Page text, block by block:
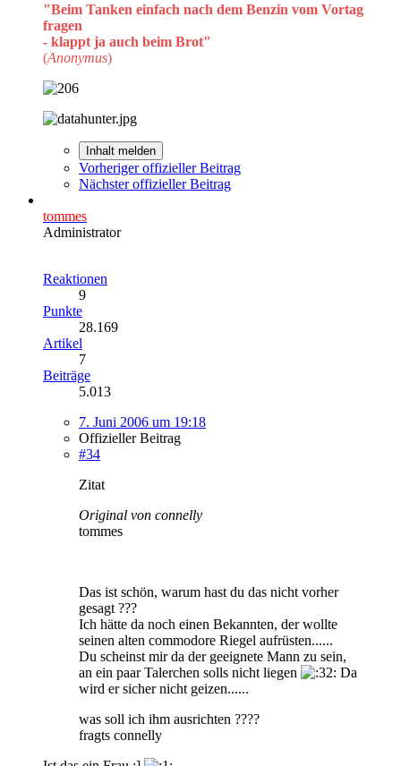
"Beim Tanken einfach nach dem Benzin vom Vortag
fragen
- klappt ja auch beim Brot"
(Anonymus)
Inhalt melden
Vorheriger offizieller Beitrag
Nächster offizieller Beitrag
tommes
Administrator
Reaktionen
9
Punkte
28.169
Artikel
7
Beiträge
5.013
7. Juni 2006 um 19:18
Offizieller Beitrag
#34
Zitat
Original von connelly
tommes
Das ist schön, warum hast du das nicht vorher
gesagt ???
Ich hätte da noch einen Bekannten, der wollte
seinen alten commodore Riegel aufrüsten......
Du scheinst mir da der geeignete Mann zu sein,
an ein paar Talerchen solls nicht liegen
Da
wird er sicher nicht geizen......
was soll ich ihm ausrichten ????
fragts connelly